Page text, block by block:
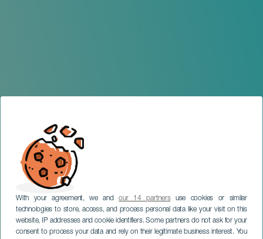
With your agreement, we andour 14 partnersuse cookies or similar
technologies to store, access, and process personal data like your visit on this
website, IP addresses and cookie identifiers. Some partners do not ask for your
consent to process your data and rely on their legitimate business interest. You
TENERIFE